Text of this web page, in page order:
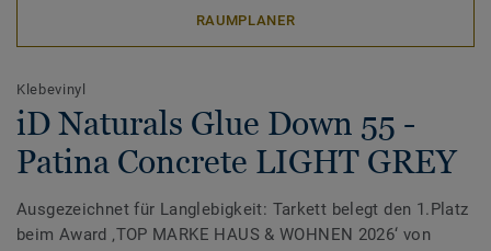
RAUMPLANER
Klebevinyl
iD Naturals Glue Down 55 -
Patina Concrete LIGHT GREY
Ausgezeichnet für Langlebigkeit: Tarkett belegt den 1.Platz
beim Award ‚TOP MARKE HAUS & WOHNEN 2026‘ von